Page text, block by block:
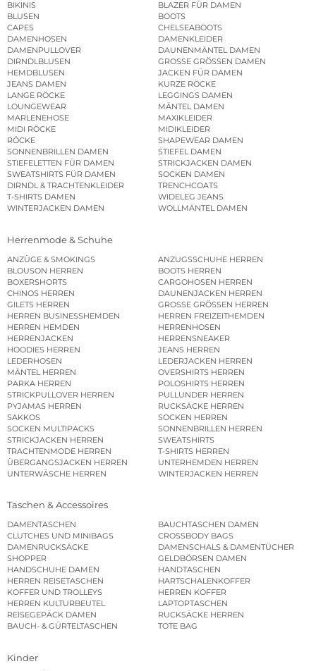
BIKINIS
BLAZER FÜR DAMEN
BLUSEN
BOOTS
CAPES
CHELSEABOOTS
DAMENHOSEN
DAMENKLEIDER
DAMENPULLOVER
DAUNENMÄNTEL DAMEN
DIRNDLBLUSEN
GROSSE GRÖSSEN DAMEN
HEMDBLUSEN
JACKEN FÜR DAMEN
JEANS DAMEN
KURZE RÖCKE
LANGE RÖCKE
LEGGINGS DAMEN
LOUNGEWEAR
MÄNTEL DAMEN
MARLENEHOSE
MAXIKLEIDER
MIDI RÖCKE
MIDIKLEIDER
RÖCKE
SHAPEWEAR DAMEN
SONNENBRILLEN DAMEN
STIEFEL DAMEN
STIEFELETTEN FÜR DAMEN
STRICKJACKEN DAMEN
SWEATSHIRTS FÜR DAMEN
SOCKEN DAMEN
DIRNDL & TRACHTENKLEIDER
TRENCHCOATS
T-SHIRTS DAMEN
WIDELEG JEANS
WINTERJACKEN DAMEN
WOLLMÄNTEL DAMEN
Herrenmode & Schuhe
ANZÜGE & SMOKINGS
ANZUGSSCHUHE HERREN
BLOUSON HERREN
BOOTS HERREN
BOXERSHORTS
CARGOHOSEN HERREN
CHINOS HERREN
DAUNENJACKEN HERREN
GILETS HERREN
GROSSE GRÖSSEN HERREN
HERREN BUSINESSHEMDEN
HERREN FREIZEITHEMDEN
HERREN HEMDEN
HERRENHOSEN
HERRENJACKEN
HERRENSNEAKER
HOODIES HERREN
JEANS HERREN
LEDERHOSEN
LEDERJACKEN HERREN
MÄNTEL HERREN
OVERSHIRTS HERREN
PARKA HERREN
POLOSHIRTS HERREN
STRICKPULLOVER HERREN
PULLUNDER HERREN
PYJAMAS HERREN
RUCKSÄCKE HERREN
SAKKOS
SOCKEN HERREN
SOCKEN MULTIPACKS
SONNENBRILLEN HERREN
STRICKJACKEN HERREN
SWEATSHIRTS
TRACHTENMODE HERREN
T-SHIRTS HERREN
ÜBERGANGSJACKEN HERREN
UNTERHEMDEN HERREN
UNTERWÄSCHE HERREN
WINTERJACKEN HERREN
Taschen & Accessoires
DAMENTASCHEN
BAUCHTASCHEN DAMEN
CLUTCHES UND MINIBAGS
CROSSBODY BAGS
DAMENRUCKSÄCKE
DAMENSCHALS & DAMENTÜCHER
SHOPPER
GELDBÖRSEN DAMEN
HANDSCHUHE DAMEN
HANDTASCHEN
HERREN REISETASCHEN
HARTSCHALENKOFFER
KOFFER UND TROLLEYS
HERREN KOFFER
HERREN KULTURBEUTEL
LAPTOPTASCHEN
REISEGEPÄCK DAMEN
RUCKSÄCKE HERREN
BAUCH- & GÜRTELTASCHEN
TOTE BAG
Kinder